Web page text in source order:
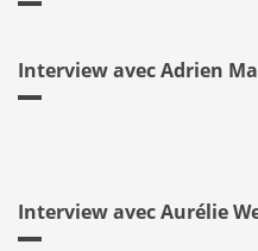
Interview avec Adrien
Interview avec Aurélie